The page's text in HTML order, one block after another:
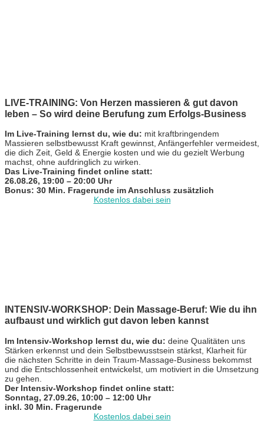
LIVE-TRAINING: Von Herzen massieren & gut davon
leben – So wird deine Berufung zum Erfolgs-Business
Im Live-Training lernst du, wie du: mit kraftbringendem
Massieren selbstbewusst Kraft gewinnst, Anfängerfehler vermeidest,
die dich Zeit, Geld & Energie kosten und wie du gezielt Werbung
machst, ohne aufdringlich zu wirken.
Das Live-Training findet online statt:
26.08.26, 19:00 – 20:00 Uhr
Bonus: 30 Min. Fragerunde im Anschluss zusätzlich
Kostenlos dabei sein
INTENSIV-WORKSHOP: Dein Massage-Beruf: Wie du ihn
aufbaust und wirklich gut davon leben kannst
Im Intensiv-Workshop lernst du, wie du: deine Qualitäten uns
Stärken erkennst und dein Selbstbewusstsein stärkst, Klarheit für
die nächsten Schritte in dein Traum-Massage-Business bekommst
und die Entschlossenheit entwickelst, um motiviert in die Umsetzung
zu gehen.
Der Intensiv-Workshop findet online statt:
Sonntag, 27.09.26, 10:00 – 12:00 Uhr
inkl. 30 Min. Fragerunde
Kostenlos dabei sein